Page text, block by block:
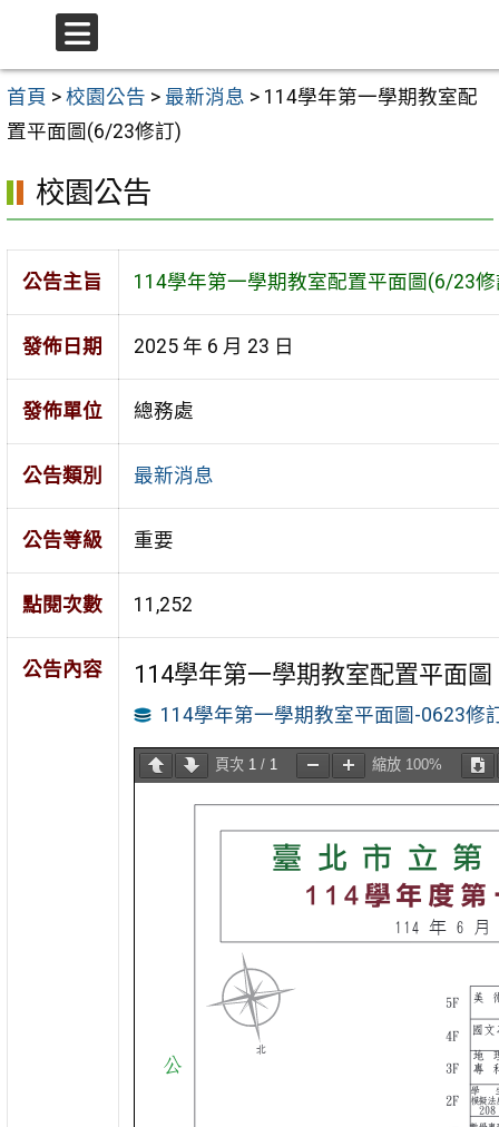
跳至主要內容區
首頁 > 校園公告 > 最新消息 > 114學年第一學期教室配
置平面圖(6/23修訂)
校園公告
公告主旨 114學年第一學期教室配置平面圖(6/23
發佈日期 2025 年 6 月 23 日
發佈單位 總務處
公告類別 最新消息
公告等級 重要
點閱次數 11,252
公告內容 114學年第一學期教室配置平面
114學年第一學期教室平面圖-0623修
頁次 1 / 1 縮放 100%
選
單